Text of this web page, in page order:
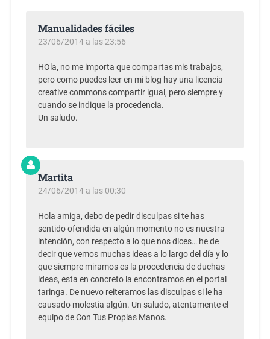
Manualidades fáciles
23/06/2014 a las 23:56
HOla, no me importa que compartas mis trabajos,
pero como puedes leer en mi blog hay una licencia
creative commons compartir igual, pero siempre y
cuando se indique la procedencia.
Un saludo.
Martita
24/06/2014 a las 00:30
Hola amiga, debo de pedir disculpas si te has
sentido ofendida en algún momento no es nuestra
intención, con respecto a lo que nos dices… he de
decir que vemos muchas ideas a lo largo del día y lo
que siempre miramos es la procedencia de duchas
ideas, esta en concreto la encontramos en el portal
taringa. De nuevo reiteramos las disculpas si le ha
causado molestia algún. Un saludo, atentamente el
equipo de Con Tus Propias Manos.